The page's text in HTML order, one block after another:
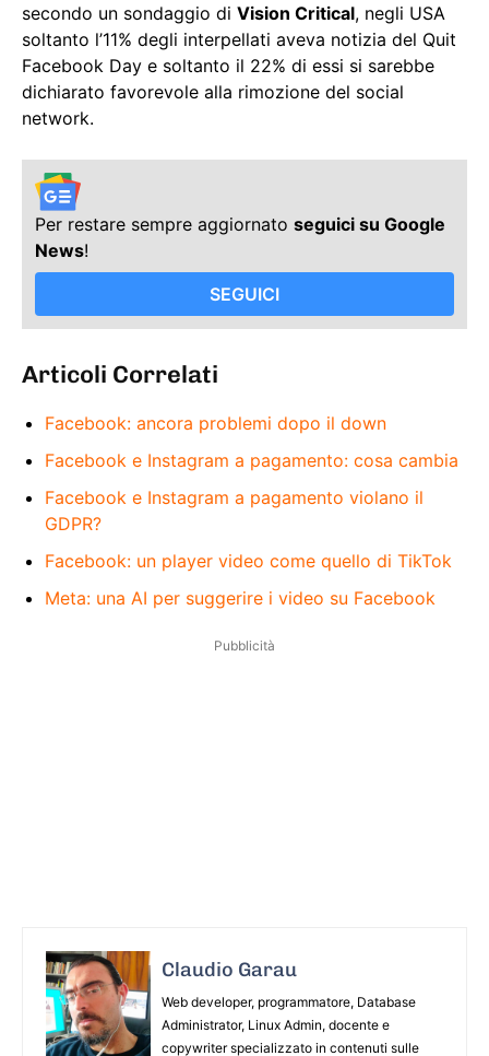
secondo un sondaggio di Vision Critical, negli USA
soltanto l’11% degli interpellati aveva notizia del Quit
Facebook Day e soltanto il 22% di essi si sarebbe
dichiarato favorevole alla rimozione del social
network.
Per restare sempre aggiornato seguici su Google
News!
SEGUICI
Articoli Correlati
Facebook: ancora problemi dopo il down
Facebook e Instagram a pagamento: cosa cambia
Facebook e Instagram a pagamento violano il
GDPR?
Facebook: un player video come quello di TikTok
Meta: una AI per suggerire i video su Facebook
Pubblicità
Claudio Garau
Web developer, programmatore, Database
Administrator, Linux Admin, docente e
copywriter specializzato in contenuti sulle